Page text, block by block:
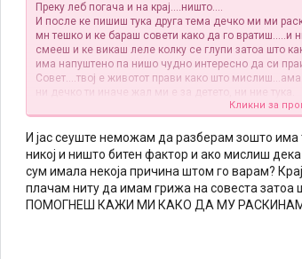
Преку леб погача и на крај....ништо....
И после ке пишиш тука друга тема дечко ми ми
мн тешко и ке бараш совети како да го вратиш.....и
смееш и ке викаш леле колку се глупи затоа што
има напуштено па нишо чудно интересно да си
Совет....твој е животот прави како што
ни дечко ти иначе жал ми е за детето, ни ние тука.
Уживај и прави како што мислиш посекако нема
чудо големо............
Кликни за
И јас сеуште неможам да разберам зошто
никој и ништо битен фактор и ако мислиш
сум имала некоја причина штом го варам?
плачам ниту да имам грижа на совеста
ПОМОГНЕШ КАЖИ МИ КАКО ДА МУ